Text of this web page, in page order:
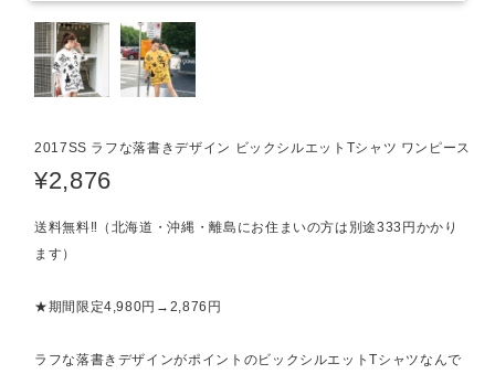
2017SS ラフな落書きデザイン ビックシルエットTシャツ ワンピース
¥2,876
送料無料‼（北海道・沖縄・離島にお住まいの方は別途333円かかり
ます）
★期間限定4,980円→2,876円
ラフな落書きデザインがポイントのビックシルエットTシャツなんで